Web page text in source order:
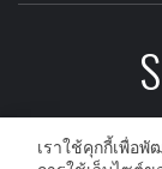
ข่าวบันเทิ
เกาหลี ละค
เราใช้คุกกี้เพื่อ